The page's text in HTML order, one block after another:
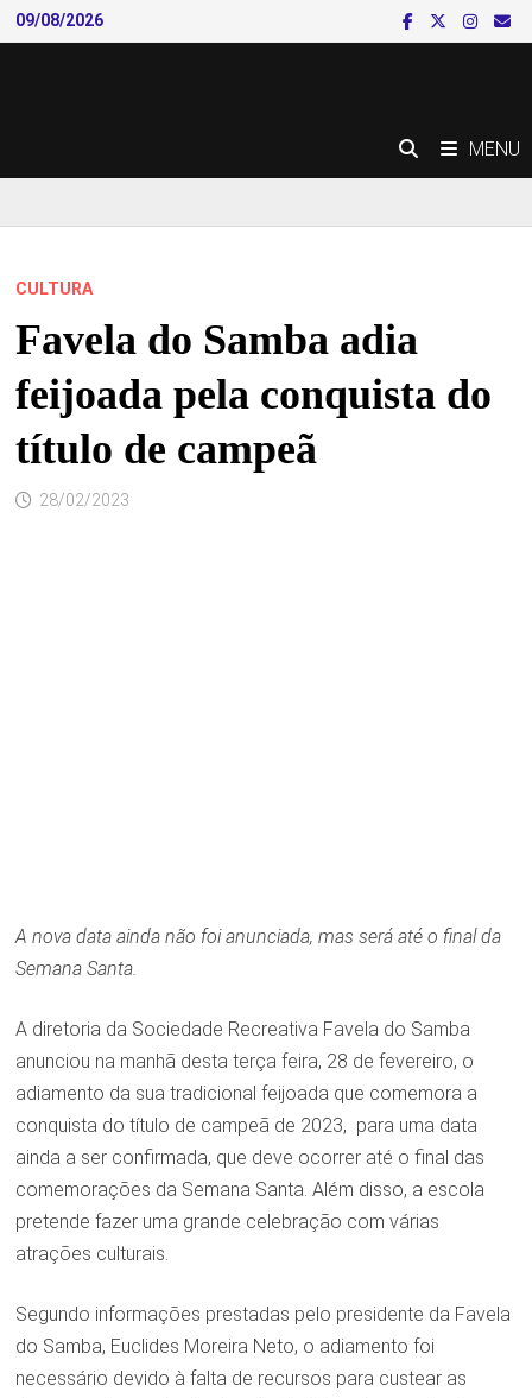
Skip
to
09/08/2026
MENU
CULTURA
Favela do Samba adia
feijoada pela conquista do
título de campeã
28/02/2023
A nova data ainda não foi anunciada, mas será até o final da
Semana Santa.
A diretoria da Sociedade Recreativa Favela do Samba
anunciou na manhã desta terça feira, 28 de fevereiro, o
adiamento da sua tradicional feijoada que comemora a
conquista do título de campeã de 2023, para uma data
ainda a ser confirmada, que deve ocorrer até o final das
comemorações da Semana Santa. Além disso, a escola
pretende fazer uma grande celebração com várias
atrações culturais.
Segundo informações prestadas pelo presidente da Favela
do Samba, Euclides Moreira Neto, o adiamento foi
necessário devido à falta de recursos para custear as